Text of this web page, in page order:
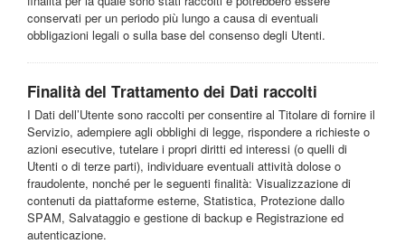
conservati per un periodo più lungo a causa di eventuali
obbligazioni legali o sulla base del consenso degli Utenti.
Finalità del Trattamento dei Dati raccolti
I Dati dell’Utente sono raccolti per consentire al Titolare di fornire il
Servizio, adempiere agli obblighi di legge, rispondere a richieste o
azioni esecutive, tutelare i propri diritti ed interessi (o quelli di
Utenti o di terze parti), individuare eventuali attività dolose o
fraudolente, nonché per le seguenti finalità: Visualizzazione di
contenuti da piattaforme esterne, Statistica, Protezione dallo
SPAM, Salvataggio e gestione di backup e Registrazione ed
autenticazione.